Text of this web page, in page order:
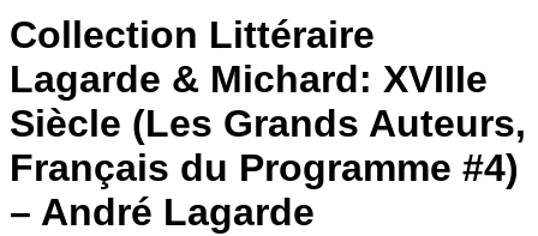
Collection Littéraire
Lagarde & Michard: XVIIIe
Siècle (Les Grands Auteurs,
Français du Programme #4)
– André Lagarde